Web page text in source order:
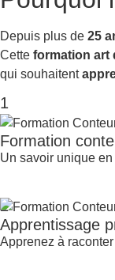
Depuis plus de 25
Cette formation art
qui souhaitent
1
Formation
Un savoir unique en
2
Apprentissage
Apprenez à